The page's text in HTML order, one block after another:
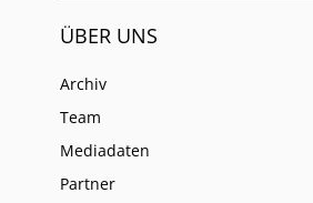
ÜBER UNS
Archiv
Team
Mediadaten
Partner